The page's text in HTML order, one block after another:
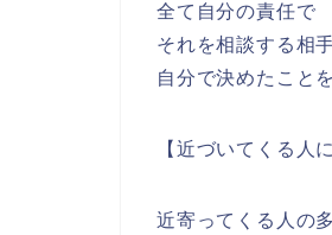
全て自分の責任で
それを相談する相
自分で決めたこと
【近づいてくる人
近寄ってくる人の